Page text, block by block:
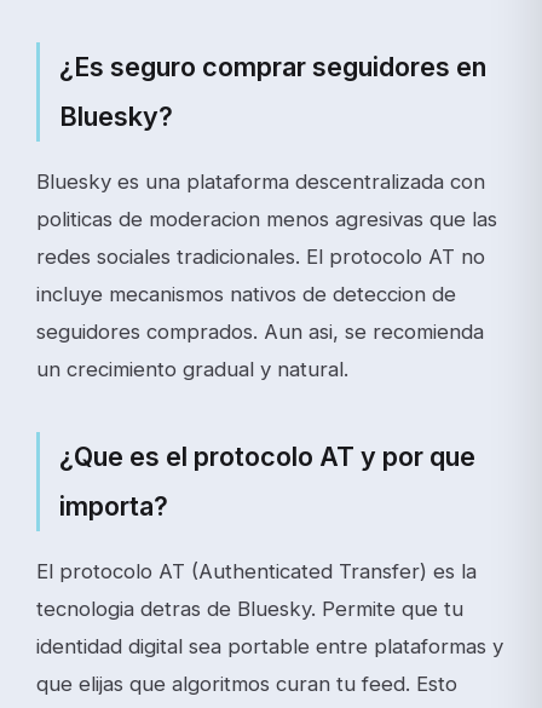
¿Es seguro comprar seguidores en
Bluesky?
Bluesky es una plataforma descentralizada con
politicas de moderacion menos agresivas que las
redes sociales tradicionales. El protocolo AT no
incluye mecanismos nativos de deteccion de
seguidores comprados. Aun asi, se recomienda
un crecimiento gradual y natural.
¿Que es el protocolo AT y por que
importa?
El protocolo AT (Authenticated Transfer) es la
tecnologia detras de Bluesky. Permite que tu
identidad digital sea portable entre plataformas y
que elijas que algoritmos curan tu feed. Esto